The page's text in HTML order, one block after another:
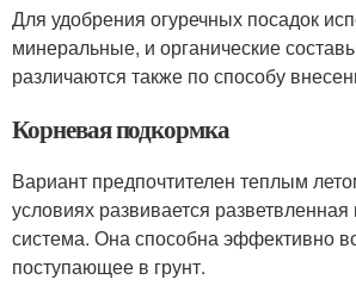
Для удобрения огуречных посадок
минеральные, и органические
различаются также по способу
Корневая подкормка
Вариант предпочтителен теплым
условиях развивается разветвленная
система. Она способна эффективно
поступающее в грунт.